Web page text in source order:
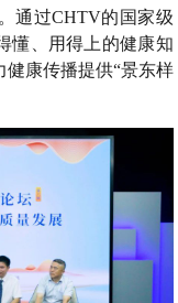
通过CHTV的国家级
懂、用得上的健康知
康传播提供“景东样